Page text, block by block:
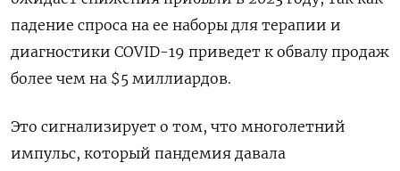
падение спроса на ее наборы для терапии и
диагностики COVID-19 приведет к обвалу продаж
более чем на $5 миллиардов.
Это сигнализирует о том, что многолетний
импульс, который пандемия давала